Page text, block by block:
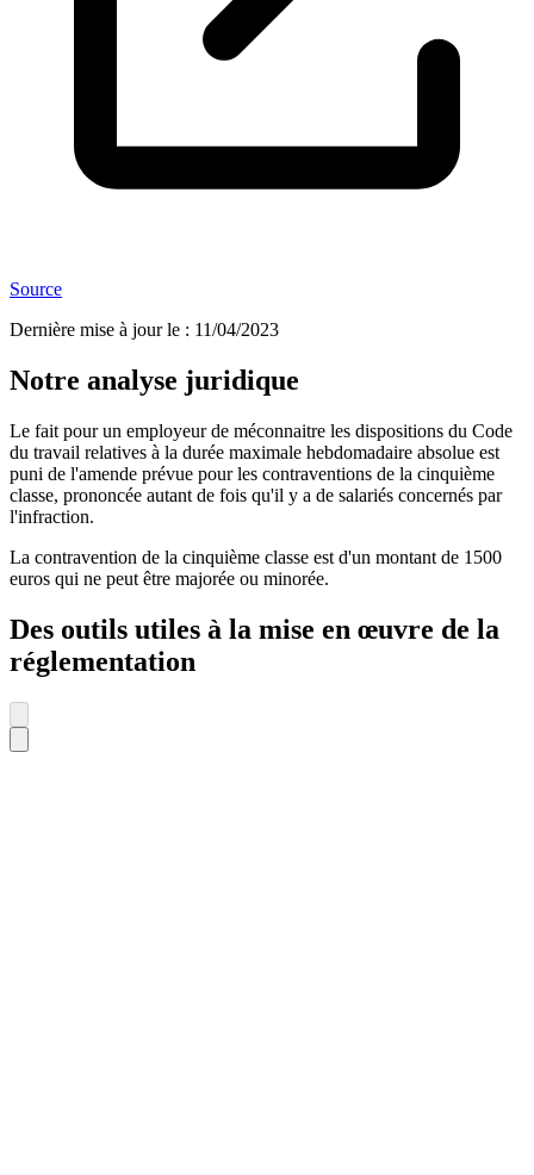
Source
Dernière mise à jour le : 11/04/2023
Notre analyse juridique
Le fait pour un employeur de méconnaitre les dispositions du Code
du travail relatives à la durée maximale hebdomadaire absolue est
puni de l'amende prévue pour les contraventions de la cinquième
classe, prononcée autant de fois qu'il y a de salariés concernés par
l'infraction.
La contravention de la cinquième classe est d'un montant de 1500
euros qui ne peut être majorée ou minorée.
Des outils utiles à la mise en œuvre de la
réglementation